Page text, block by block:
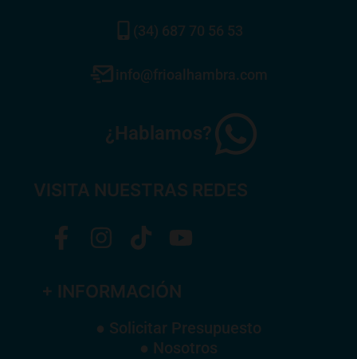
(34) 687 70 56 53
info@frioalhambra.com
¿Hablamos?
VISITA NUESTRAS REDES
+ INFORMACIÓN
● Solicitar Presupuesto
● Nosotros